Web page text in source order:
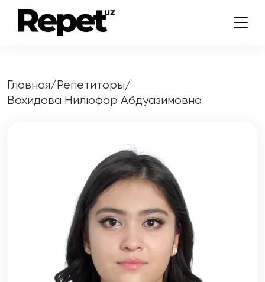
Главная/Репетиторы/
Вохидова Нилюфар Абдуазимовна